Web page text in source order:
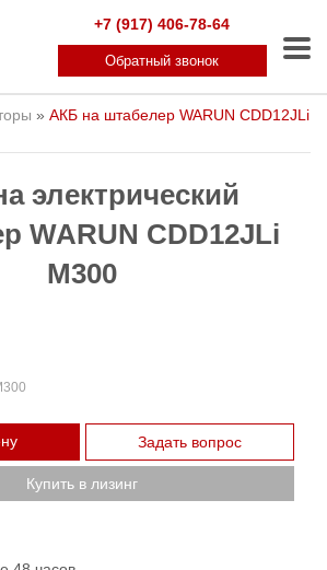
+7 (917) 406-78-64
Обратный звонок
» АКБ на штабелер WARUN CDD12JLi
электрический
WARUN CDD12JLi
M300
Задать вопрос
Купить в лизинг